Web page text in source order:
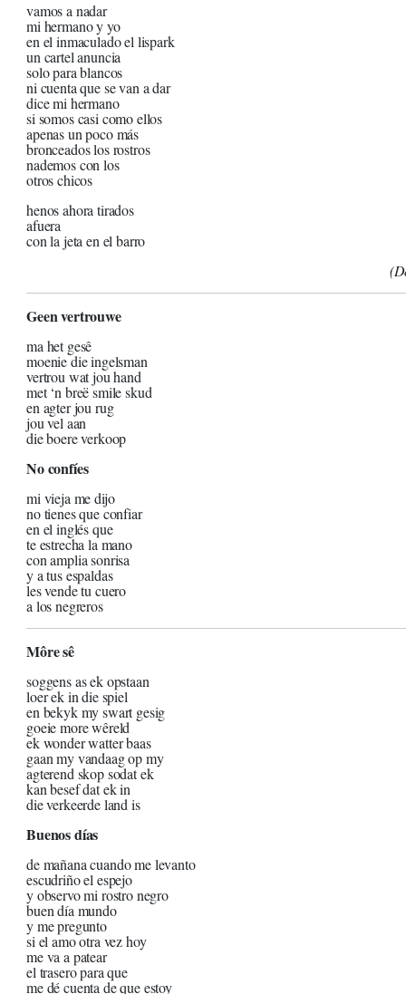
vamos a nadar
mi hermano y yo
en el inmaculado el lispark
un cartel anuncia
solo para blancos
ni cuenta que se van a dar
dice mi hermano
si somos casi como ellos
apenas un poco más
bronceados los rostros
nademos con los
otros chicos
henos ahora tirados
afuera
con la jeta en el barro
Geen vertrouwe
ma het gesê
moenie die ingelsman
vertrou wat jou hand
met ‘n breë smile skud
en agter jou rug
jou vel aan
die boere verkoop
No confíes
mi vieja me dijo
no tienes que confiar
en el inglés que
te estrecha la mano
con amplia sonrisa
y a tus espaldas
les vende tu cuero
a los negreros
Môre sê
soggens as ek opstaan
loer ek in die spiel
en bekyk my swart gesig
goeie more wêreld
ek wonder watter baas
gaan my vandaag op my
agterend skop sodat ek
kan besef dat ek in
die verkeerde land is
Buenos días
de mañana cuando me levanto
escudriño el espejo
y observo mi rostro negro
buen día mundo
y me pregunto
si el amo otra vez hoy
me va a patear
el trasero para que
me dé cuenta de que estoy